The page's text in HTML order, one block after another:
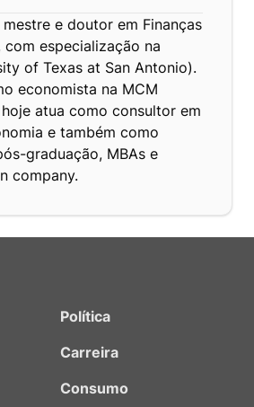
e doutor em Finanças
com especialização na
of Texas at San Antonio).
economista na MCM
atua como consultor em
e também como
graduação, MBAs e
company.
Política
Carreira
Consumo